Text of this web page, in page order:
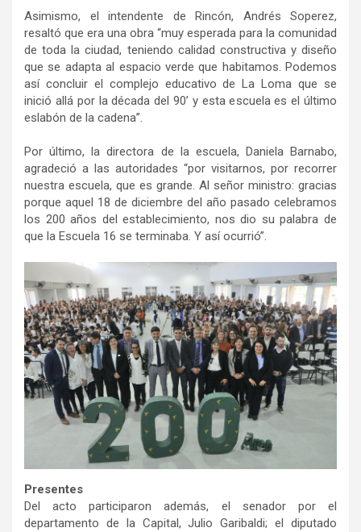
Asimismo, el intendente de Rincón, Andrés Soperez,
resaltó que era una obra “muy esperada para la comunidad
de toda la ciudad, teniendo calidad constructiva y diseño
que se adapta al espacio verde que habitamos. Podemos
así concluir el complejo educativo de La Loma que se
inició allá por la década del 90’ y esta escuela es el último
eslabón de la cadena”.
Por último, la directora de la escuela, Daniela Barnabo,
agradeció a las autoridades “por visitarnos, por recorrer
nuestra escuela, que es grande. Al señor ministro: gracias
porque aquel 18 de diciembre del año pasado celebramos
los 200 años del establecimiento, nos dio su palabra de
que la Escuela 16 se terminaba. Y así ocurrió”.
Presentes
Del acto participaron además, el senador por el
departamento de la Capital, Julio Garibaldi; el diputado